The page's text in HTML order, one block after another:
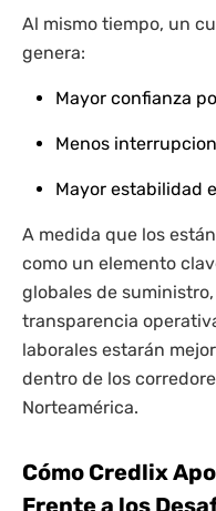
Al mismo tiempo, un
genera:
Mayor confianza
Menos
Mayor estabilidad
A medida que los
como un elemento
globales de
transparencia
laborales estarán
dentro de los
Norteamérica.
Cómo Credlix